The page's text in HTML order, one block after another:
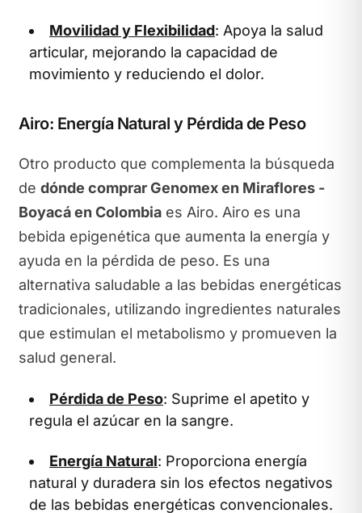
Movilidad y Flexibilidad: Apoya la salud
articular, mejorando la capacidad de
movimiento y reduciendo el dolor.
Airo: Energía Natural y Pérdida de Peso
Otro producto que complementa la búsqueda
de dónde comprar Genomex en Miraflores -
Boyacá en Colombiaes Airo. Airo es una
bebida epigenética que aumenta la energía y
ayuda en la pérdida de peso. Es una
alternativa saludable a las bebidas energéticas
tradicionales, utilizando ingredientes naturales
que estimulan el metabolismo y promueven la
salud general.
Pérdida de Peso: Suprime el apetito y
regula el azúcar en la sangre.
Energía Natural: Proporciona energía
natural y duradera sin los efectos negativos
de las bebidas energéticas convencionales.